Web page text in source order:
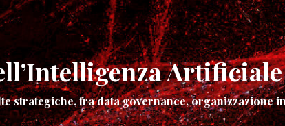
Artificiale
strategiche, fra data governance, organizzazione